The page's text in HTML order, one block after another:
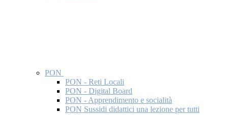
PON
PON - Reti Locali
PON - Digital Board
PON - Apprendimento e socialità
PON Sussidi didattici una lezione per tutti